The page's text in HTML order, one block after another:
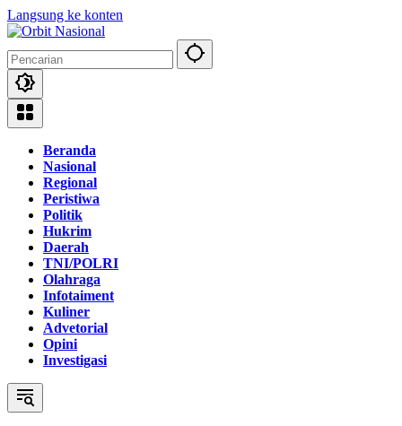
Langsung ke konten
Beranda
Nasional
Regional
Peristiwa
Politik
Hukrim
Daerah
TNI/POLRI
Olahraga
Infotaiment
Kuliner
Advetorial
Opini
Investigasi